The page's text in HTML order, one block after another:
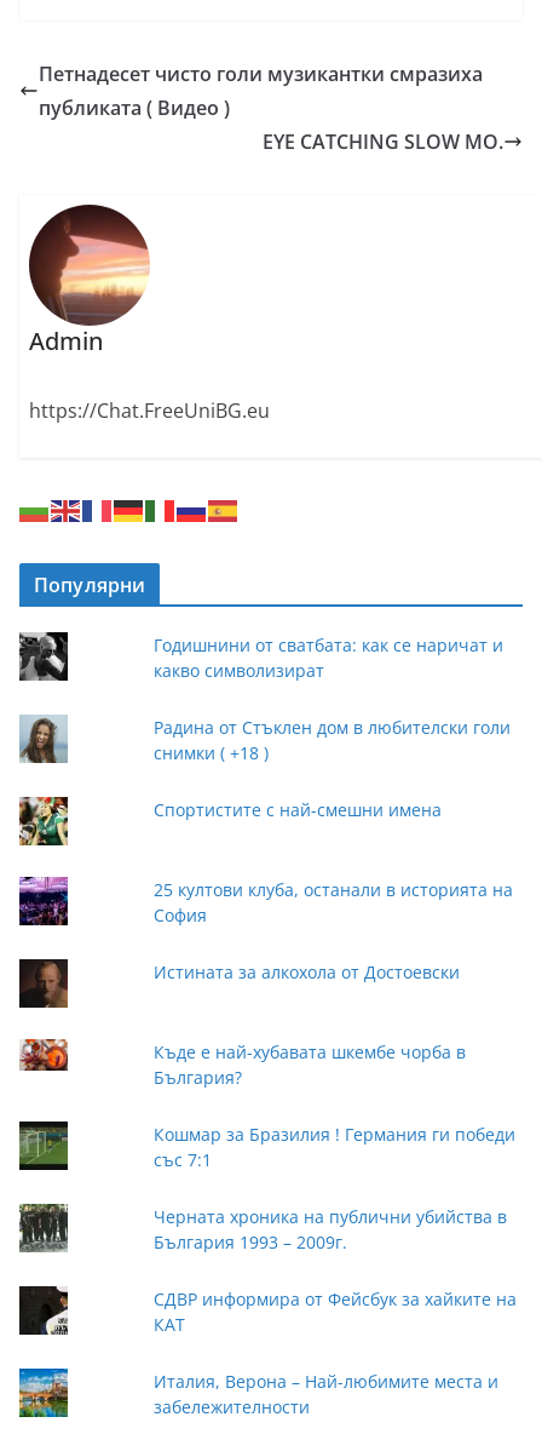
Петнадесет чисто голи музикантки смразиха
публиката ( Видео )
EYE CATCHING SLOW MO.
Admin
https://Chat.FreeUniBG.eu
Популярни
Годишнини от сватбата: как се наричат и
какво символизират
Радина от Стъклен дом в любителски голи
снимки ( +18 )
Спортистите с най-смешни имена
25 култови клуба, останали в историята на
София
Истината за алкохола от Достоевски
Къде е най-хубавата шкембе чорба в
България?
Кошмар за Бразилия ! Германия ги победи
със 7:1
Черната хроника на публични убийства в
България 1993 – 2009г.
СДВР информира от Фейсбук за хайките на
КАТ
Италия, Верона – Най-любимите места и
забележителности